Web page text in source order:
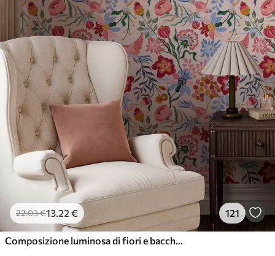
22.03€13.22 € 121
Composizione luminosa di fiori e bacche con pappagalli